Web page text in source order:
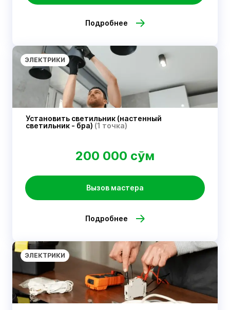
Подробнее
ЭЛЕКТРИКИ
Установить светильник (настенный
светильник - бра) (1 точка)
200 000 сўм
Вызов мастера
Подробнее
ЭЛЕКТРИКИ